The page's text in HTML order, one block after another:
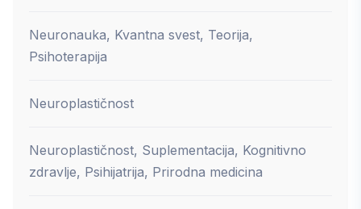
Neuronauka, Kvantna svest, Teorija,
Psihoterapija
Neuroplastičnost
Neuroplastičnost, Suplementacija, Kognitivno
zdravlje, Psihijatrija, Prirodna medicina